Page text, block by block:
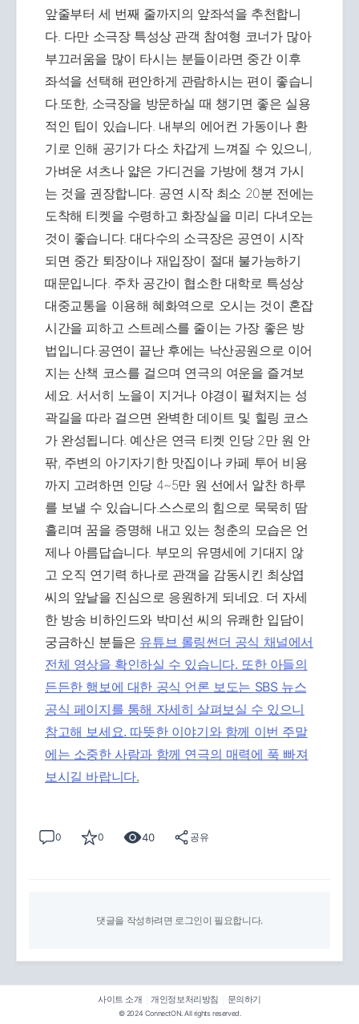
앞줄부터 세 번째 줄까지의 앞좌석을 추천합니
다. 다만 소극장 특성상 관객 참여형 코너가 많아
부끄러움을 많이 타시는 분들이라면 중간 이후
좌석을 선택해 편안하게 관람하시는 편이 좋습니
다.또한, 소극장을 방문하실 때 챙기면 좋은 실용
적인 팁이 있습니다. 내부의 에어컨 가동이나 환
기로 인해 공기가 다소 차갑게 느껴질 수 있으니,
가벼운 셔츠나 얇은 가디건을 가방에 챙겨 가시
는 것을 권장합니다. 공연 시작 최소 20분 전에는
도착해 티켓을 수령하고 화장실을 미리 다녀오는
것이 좋습니다. 대다수의 소극장은 공연이 시작
되면 중간 퇴장이나 재입장이 절대 불가능하기
때문입니다. 주차 공간이 협소한 대학로 특성상
대중교통을 이용해 혜화역으로 오시는 것이 혼잡
시간을 피하고 스트레스를 줄이는 가장 좋은 방
법입니다.공연이 끝난 후에는 낙산공원으로 이어
지는 산책 코스를 걸으며 연극의 여운을 즐겨보
세요. 서서히 노을이 지거나 야경이 펼쳐지는 성
곽길을 따라 걸으면 완벽한 데이트 및 힐링 코스
가 완성됩니다. 예산은 연극 티켓 인당 2만 원 안
팎, 주변의 아기자기한 맛집이나 카페 투어 비용
까지 고려하면 인당 4~5만 원 선에서 알찬 하루
를 보낼 수 있습니다.스스로의 힘으로 묵묵히 땀
흘리며 꿈을 증명해 내고 있는 청춘의 모습은 언
제나 아름답습니다. 부모의 유명세에 기대지 않
고 오직 연기력 하나로 관객을 감동시킨 최상엽
씨의 앞날을 진심으로 응원하게 되네요. 더 자세
한 방송 비하인드와 박미선 씨의 유쾌한 입담이
궁금하신 분들은 유튜브 롤링썬더 공식 채널에서
전체 영상을 확인하실 수 있습니다. 또한 아들의
든든한 행보에 대한 공식 언론 보도는 SBS 뉴스
공식 페이지를 통해 자세히 살펴보실 수 있으니
참고해 보세요. 따뜻한 이야기와 함께 이번 주말
에는 소중한 사람과 함께 연극의 매력에 푹 빠져
보시길 바랍니다.
0 0 40 공유
댓글을 작성하려면 로그인이 필요합니다.
사이트 소개 개인정보처리방침 문의하기
© 2024 ConnectON. All rights reserved.